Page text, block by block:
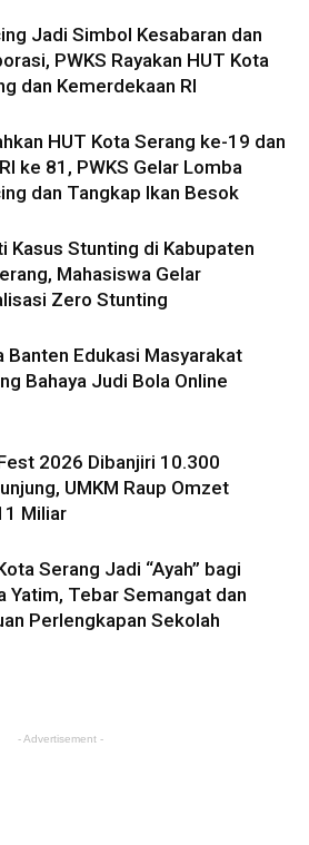
Jadi Simbol Kesabaran dan
PWKS Rayakan HUT Kota
dan Kemerdekaan RI
HUT Kota Serang ke-19 dan
ke 81, PWKS Gelar Lomba
dan Tangkap Ikan Besok
Kasus Stunting di Kabupaten
Mahasiswa Gelar
Zero Stunting
Banten Edukasi Masyarakat
Bahaya Judi Bola Online
2026 Dibanjiri 10.300
UMKM Raup Omzet
Miliar
Serang Jadi “Ayah” bagi
Yatim, Tebar Semangat dan
Perlengkapan Sekolah
- Advertisement -
Di Kabupaten Lebak
Vetiver/Akar Wangi